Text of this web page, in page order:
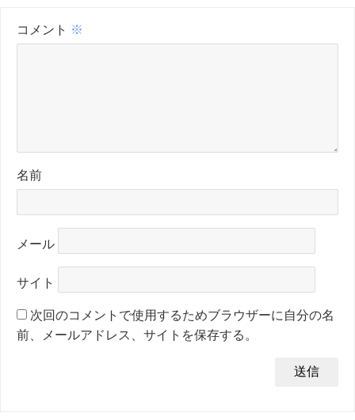
コメント ※
名前
メール
サイト
次回のコメントで使用するためブラウザーに自分の名
前、メールアドレス、サイトを保存する。